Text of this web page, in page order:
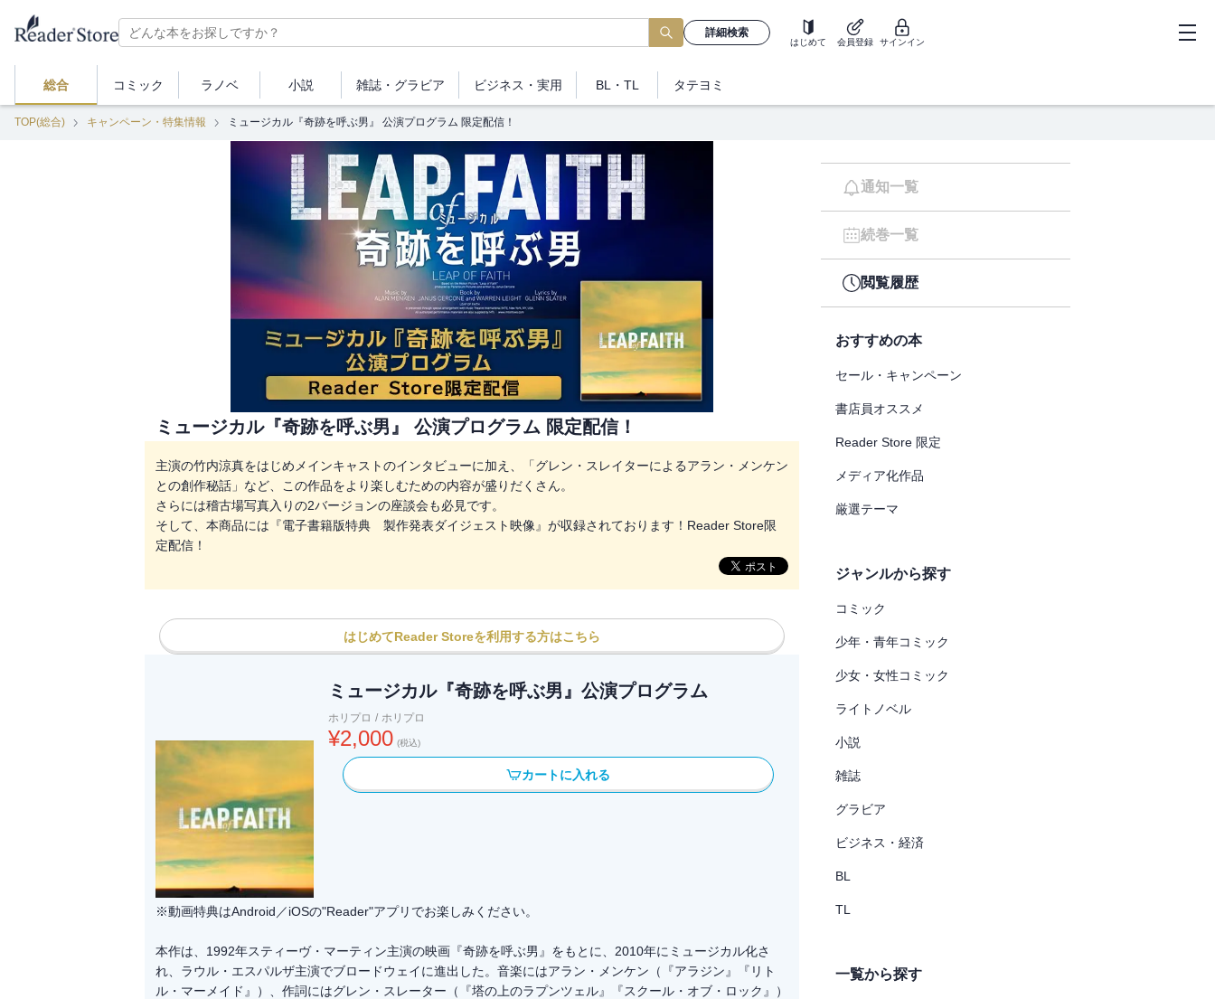
詳細検索
はじめて 会員登録 サインイン
総合 コミック ラノベ 小説 雑誌・ グラビア ビジネス ・実用 BL・TL タテヨミ
TOP(総合) キャンペーン・特集情報 ミュージカル『奇跡を呼ぶ男』 公演プログラム 限定配信！
ミュージカル『奇跡を呼ぶ男』 公演プログラム 限定配信！
主演の竹内涼真をはじめメインキャストのインタビューに加え、「グレン・スレイターによるアラン・メンケン
との創作秘話」など、この作品をより楽しむための内容が盛りだくさん。
さらには稽古場写真入りの2バージョンの座談会も必見です。
そして、本商品には『電子書籍版特典 製作発表ダイジェスト映像』が収録されております！Reader Store限
定配信！
はじめてReader Storeを利用する方はこちら
ミュージカル『奇跡を呼ぶ男』公演プログラム
ホリプロ / ホリプロ
¥2,000 (税込)
カートに入れる
※動画特典はAndroid／iOSの"Reader"アプリでお楽しみください。
本作は、1992年スティーヴ・マーティン主演の映画『奇跡を呼ぶ男』をもとに、2010年にミュージカル化さ
れ、ラウル・エスパルザ主演でブロードウェイに進出した。音楽にはアラン・メンケン（『アラジン』『リト
ル・マーメイド』）、作詞にはグレン・スレーター（『塔の上のラプンツェル』『スクール・オブ・ロック』）
通知一覧
続巻一覧
閲覧履歴
おすすめの本
セール・キャンペーン
書店員オススメ
Reader Store 限定
メディア化作品
厳選テーマ
ジャンルから探す
コミック
少年・青年コミック
少女・女性コミック
ライトノベル
小説
雑誌
グラビア
ビジネス・経済
BL
TL
一覧から探す